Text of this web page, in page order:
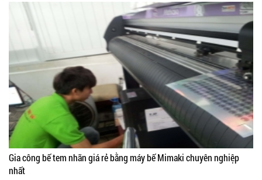
Gia công bế tem nhãn giá rẻ bằng máy bế Mimaki chuyên nghiệp
nhất